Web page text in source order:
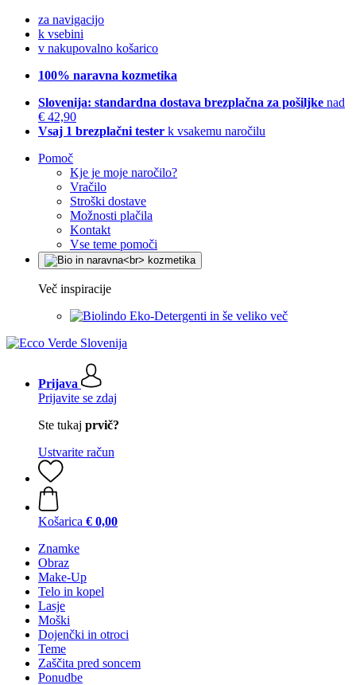
za navigacijo
k vsebini
v nakupovalno košarico
100% naravna kozmetika
Slovenija: standardna dostava brezplačna za pošiljke nad
€ 42,90
Vsaj 1 brezplačni tester k vsakemu naročilu
Pomoč
Kje je moje naročilo?
Vračilo
Stroški dostave
Možnosti plačila
Kontakt
Vse teme pomoči
Več inspiracije
Eko-Detergenti in še veliko več
Prijava
Prijavite se zdaj
Ste tukaj prvič?
Ustvarite račun
Košarica € 0,00
Znamke
Obraz
Make-Up
Telo in kopel
Lasje
Moški
Dojenčki in otroci
Teme
Zaščita pred soncem
Ponudbe